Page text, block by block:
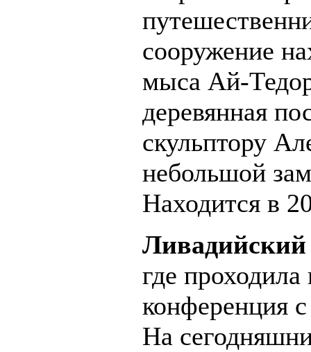
сооружение
мыса Ай-
деревянная
скульптору
небольшой
Находится в
Ливадийский
где
конференция
На